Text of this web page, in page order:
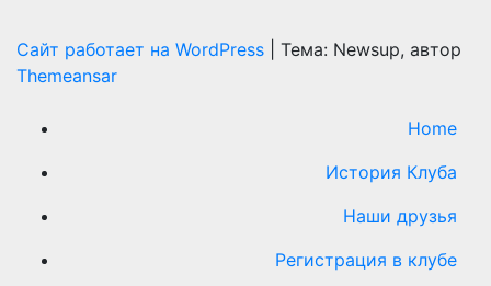
Сайт работает на WordPress
Тема: Newsup, автор
Themeansar
Home
История Клуба
Наши друзья
Регистрация в клубе